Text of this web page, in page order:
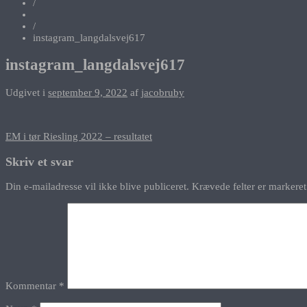
/
/
instagram_langdalsvej617
instagram_langdalsvej617
Udgivet i september 9, 2022 af jacobruby
Indlægsnavigation
EM i tør Riesling 2022 – resultatet
Skriv et svar
Din e-mailadresse vil ikke blive publiceret. Krævede felter er
Kommentar *